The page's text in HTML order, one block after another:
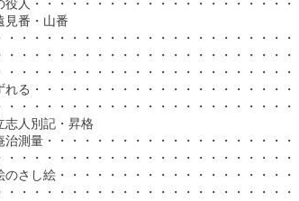
役人・・・・・・・・・・・・・・・・・・・・
番・山番
・・・・・・・・・・・・・・・・・・・・・・
・・・・・・・・・・・・・・・・・・・・・・
・・・・・・・・・・・・・・・・・・・・・・
れる・・・・・・・・・・・・・・・・・・・・
・・・・・・・・・・・・・・・・・・・・・・・
別記・昇格
治測量・・・・・・・・・・・・・・・・・・・
・・・・・・・・・・・・・・・・・・・・・・
のさし絵・・・・・・・・・・・・・・・・・・・
・・・・・・・・・・・・・・・・・・・・・・